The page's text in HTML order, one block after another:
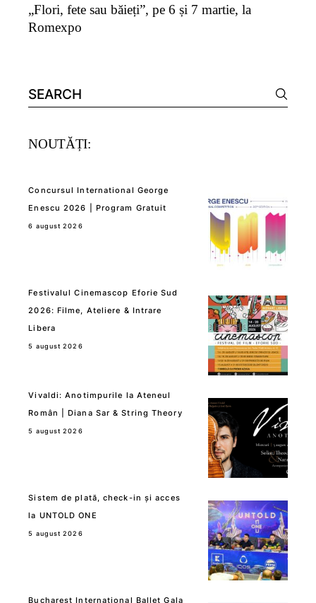
„Flori, fete sau băieți”, pe 6 și 7 martie, la
Romexpo
Search
for:
NOUTĂȚI:
Concursul International George
Enescu 2026 | Program Gratuit
6 august 2026
Festivalul Cinemascop Eforie Sud
2026: Filme, Ateliere & Intrare
Libera
5 august 2026
Vivaldi: Anotimpurile la Ateneul
Român | Diana Sar & String Theory
5 august 2026
Sistem de plată, check-in și acces
la UNTOLD ONE
5 august 2026
Bucharest International Ballet Gala